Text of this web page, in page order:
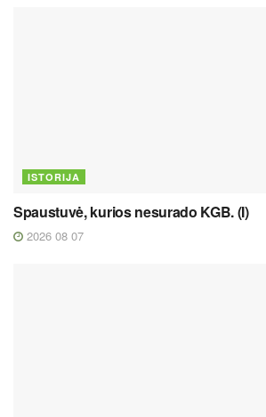
ISTORIJA
Spaustuvė, kurios nesurado KGB. (I)
2026 08 07